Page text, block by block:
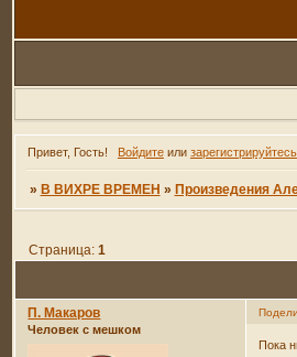
Привет, Гость! Войдитеили зарегистрируйтесь.
» В ВИХРЕ ВРЕМЕН » Произведения
Страница: 1
П. Макаров
Человек с мешком
Пока